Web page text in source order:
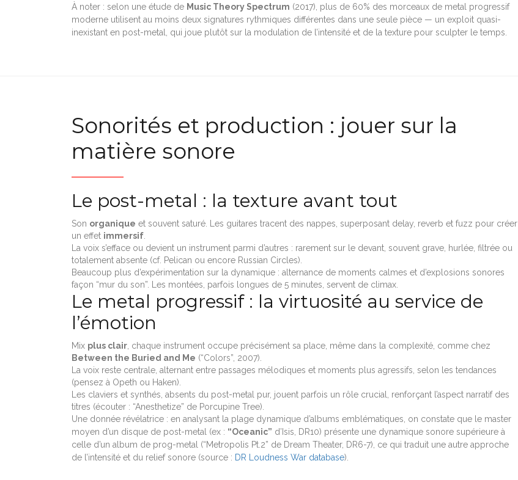
À noter : selon une étude de Music Theory Spectrum (2017), plus de 60% des morceaux de metal progressif
moderne utilisent au moins deux signatures rythmiques différentes dans une seule pièce — un exploit quasi-
inexistant en post-metal, qui joue plutôt sur la modulation de l’intensité et de la texture pour sculpter le temps.
Sonorités et production : jouer sur la
matière sonore
Le post-metal : la texture avant tout
Son organique et souvent saturé. Les guitares tracent des nappes, superposant delay, reverb et fuzz pour créer
un effet immersif
La voix s’efface ou devient un instrument parmi d’autres : rarement sur le devant, souvent grave, hurlée, filtrée ou
totalement absente (cf. Pelican ou encore Russian Circles).
Beaucoup plus d’expérimentation sur la dynamique : alternance de moments calmes et d’explosions sonores
façon “mur du son”. Les montées, parfois longues de 5 minutes, servent de climax.
Le metal progressif : la virtuosité au service de
l’émotion
Mix plus clair , chaque instrument occupe précisément sa place, même dans la complexité, comme chez
Between the Buried and Me (“Colors”, 2007).
La voix reste centrale, alternant entre passages mélodiques et moments plus agressifs, selon les tendances
(pensez à Opeth ou Haken).
Les claviers et synthés, absents du post-metal pur, jouent parfois un rôle crucial, renforçant l’aspect narratif des
titres (écouter : “Anesthetize” de Porcupine Tree).
Une donnée révélatrice : en analysant la plage dynamique d’albums emblématiques, on constate que le master
moyen d’un disque de post-metal (ex : “Oceanic” d’Isis, DR10) présente une dynamique sonore supérieure à
celle d’un album de prog-metal (“Metropolis Pt.2” de Dream Theater, DR6-7), ce qui traduit une autre approche
de l’intensité et du relief sonore (source : DR Loudness War database).